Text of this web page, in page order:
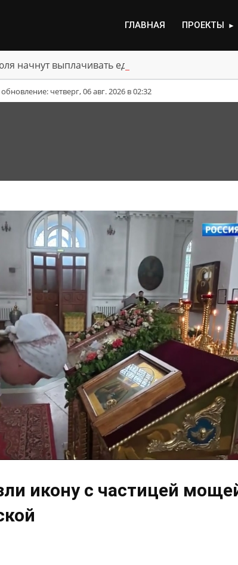
ГЛАВНАЯ ПРОЕКТЫ ►
начнут выплачивать единовременную
четверг, 06 авг. 2026 в 02:32
икону с частицей